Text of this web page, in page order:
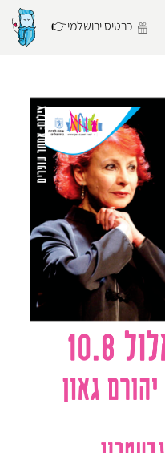
כרטיס ירושלמי👉
הפרופיל שלי
התנתק